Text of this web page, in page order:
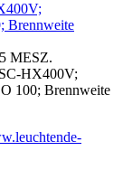
MESZ.
HX400V;
100; Brennweite